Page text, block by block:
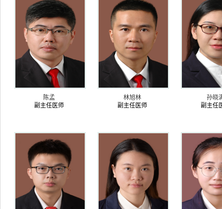
陈孟
副主任医师
林旭林
副主任医师
孙晓
副主任